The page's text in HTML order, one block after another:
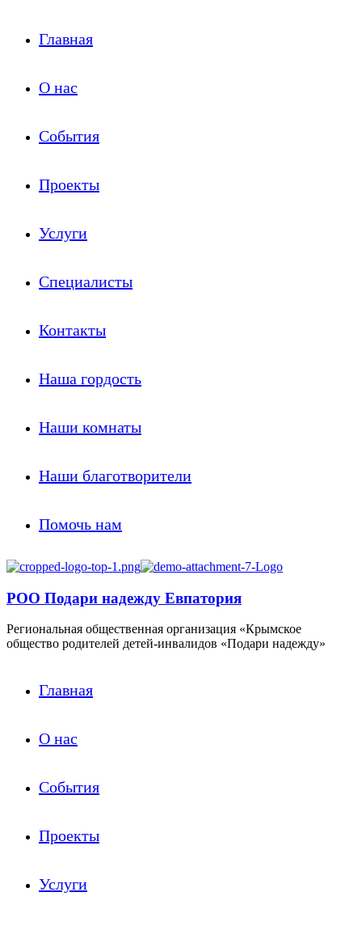
Главная
О нас
События
Проекты
Услуги
Специалисты
Контакты
Наша гордость
Наши комнаты
Наши благотворители
Помочь нам
РОО Подари надежду Евпатория
Региональная общественная организация «Крымское
общество родителей детей-инвалидов «Подари надежду»
Главная
О нас
События
Проекты
Услуги